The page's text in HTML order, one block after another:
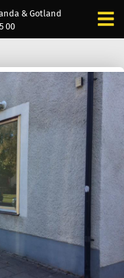
& Gotland
00